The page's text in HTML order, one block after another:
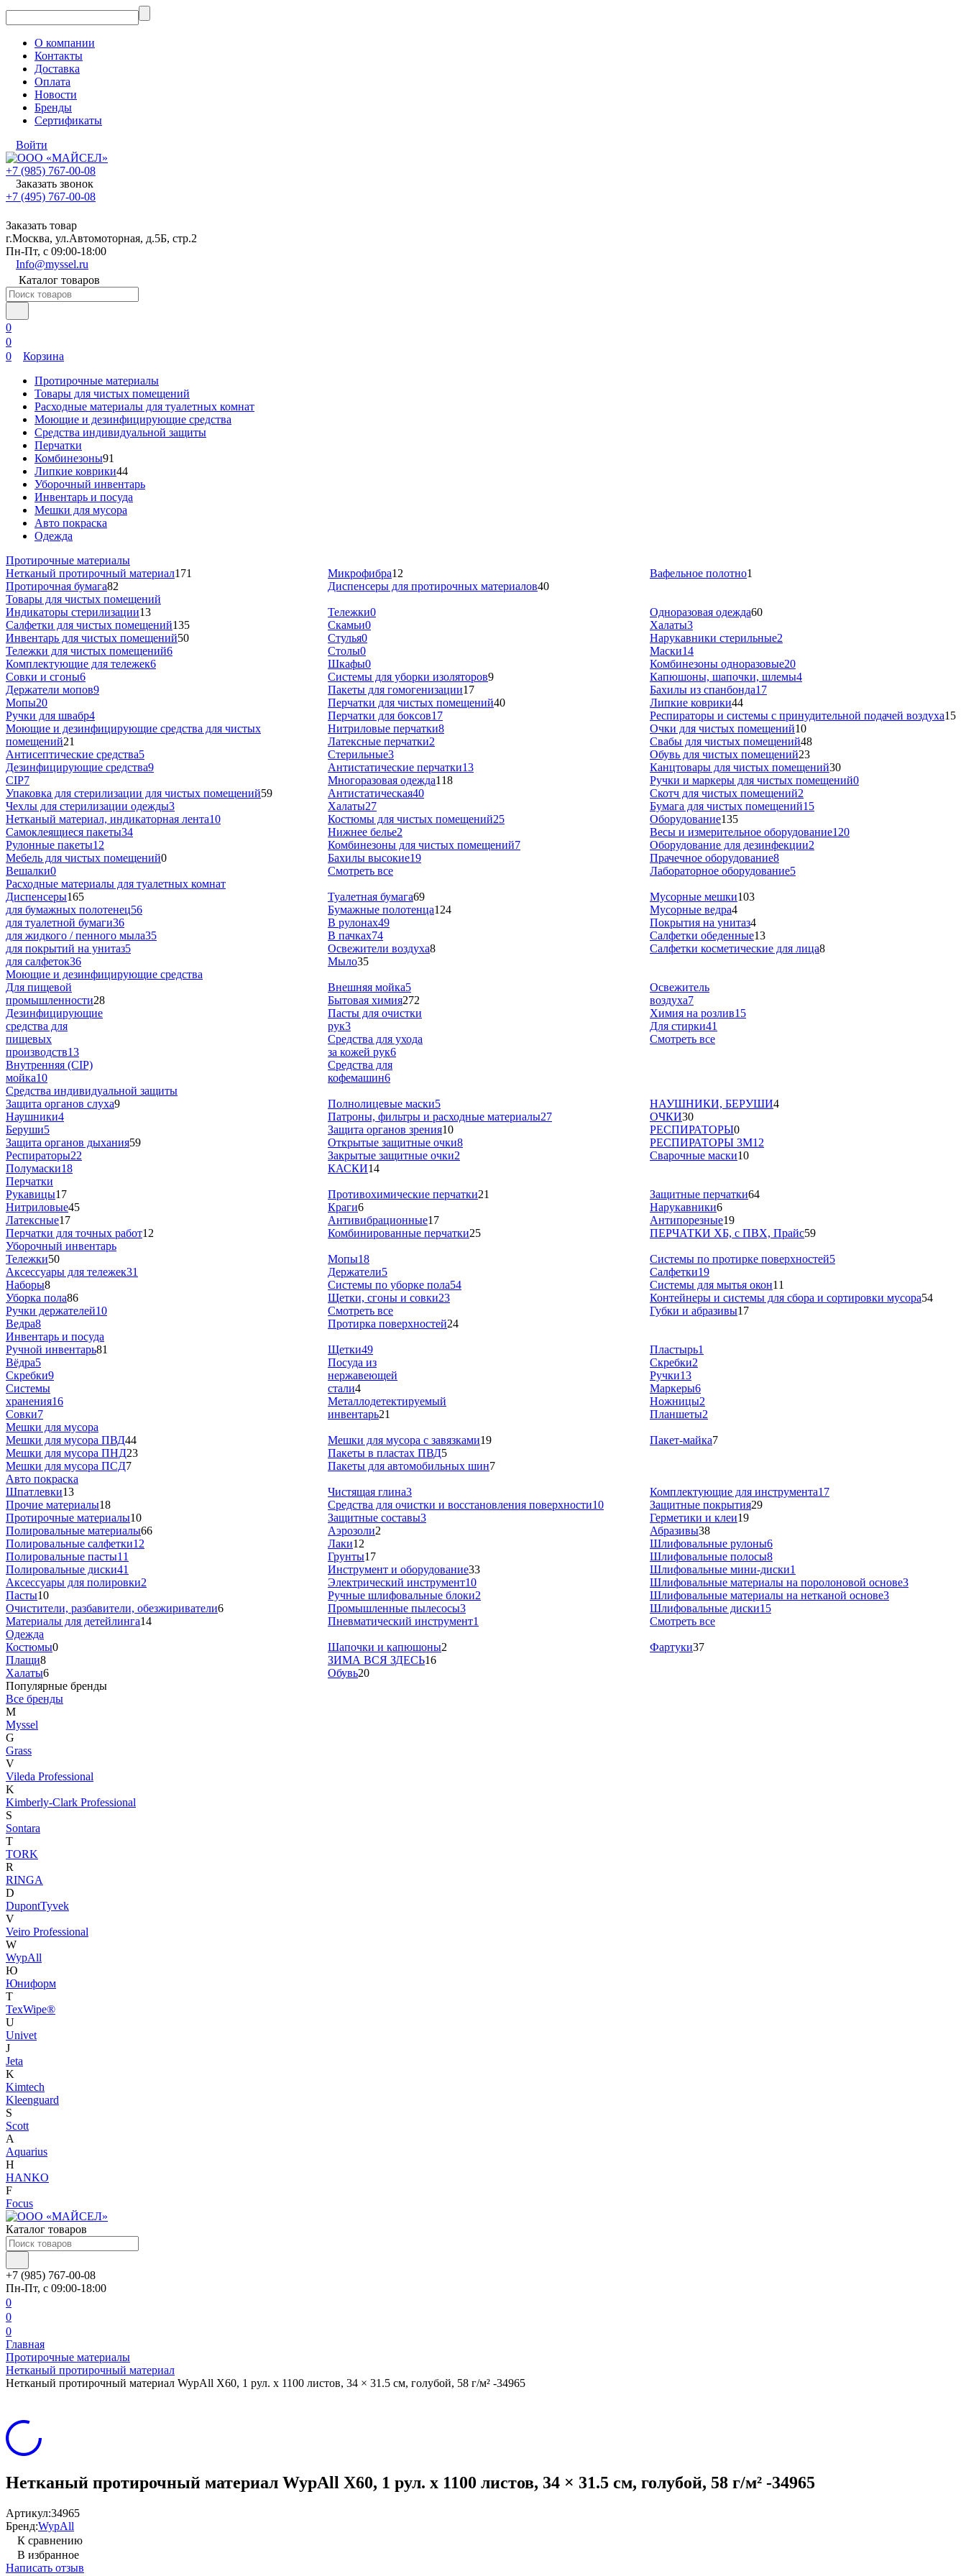
О компании
Контакты
Доставка
Оплата
Новости
Бренды
Сертификаты
Войти
+7 (985) 767-00-08
Заказать звонок
+7 (495) 767-00-08
Заказать товар
г.Москва, ул.Автомоторная, д.5Б, стр.2
Пн-Пт, с 09:00-18:00
Info@myssel.ru
Каталог товаров
0
0
0
Корзина
Протирочные материалы
Товары для чистых помещений
Расходные материалы для туалетных комнат
Моющие и дезинфицирующие средства
Средства индивидуальной защиты
Перчатки
Комбинезоны91
Липкие коврики44
Уборочный инвентарь
Инвентарь и посуда
Мешки для мусора
Авто покраска
Одежда
Протирочные материалы
Нетканый протирочный материал171
Протирочная бумага82
Микрофибра12
Диспенсеры для протирочных материалов40
Вафельное полотно1
Товары для чистых помещений
Индикаторы стерилизации13
Салфетки для чистых помещений135
Инвентарь для чистых помещений50
Тележки для чистых помещений6
Комплектующие для тележек6
Совки и сгоны6
Держатели мопов9
Мопы20
Ручки для швабр4
Моющие и дезинфицирующие средства для чистых
помещений21
Антисептические средства5
Дезинфицирующие средства9
CIP7
Упаковка для стерилизации для чистых помещений59
Чехлы для стерилизации одежды3
Нетканый материал, индикаторная лента10
Самоклеящиеся пакеты34
Рулонные пакеты12
Мебель для чистых помещений0
Вешалки0
Тележки0
Скамьи0
Стулья0
Столы0
Шкафы0
Системы для уборки изоляторов9
Пакеты для гомогенизации17
Перчатки для чистых помещений40
Перчатки для боксов17
Нитриловые перчатки8
Латексные перчатки2
Стерильные3
Антистатические перчатки13
Многоразовая одежда118
Антистатическая40
Халаты27
Костюмы для чистых помещений25
Нижнее белье2
Комбинезоны для чистых помещений7
Бахилы высокие19
Смотреть все
Одноразовая одежда60
Халаты3
Нарукавники стерильные2
Маски14
Комбинезоны одноразовые20
Капюшоны, шапочки, шлемы4
Бахилы из спанбонда17
Липкие коврики44
Респираторы и системы с принудительной подачей воздуха15
Очки для чистых помещений10
Свабы для чистых помещений48
Обувь для чистых помещений23
Канцтовары для чистых помещений30
Ручки и маркеры для чистых помещений0
Скотч для чистых помещений2
Бумага для чистых помещений15
Оборудование135
Весы и измерительное оборудование120
Оборудование для дезинфекции2
Прачечное оборудование8
Лабораторное оборудование5
Расходные материалы для туалетных комнат
Диспенсеры165
для бумажных полотенец56
для туалетной бумаги36
для жидкого / пенного мыла35
для покрытий на унитаз5
для салфеток36
Туалетная бумага69
Бумажные полотенца124
В рулонах49
В пачках74
Освежители воздуха8
Мыло35
Мусорные мешки103
Мусорные ведра4
Покрытия на унитаз4
Салфетки обеденные13
Салфетки косметические для лица8
Моющие и дезинфицирующие средства
Для пищевой
промышленности28
Дезинфицирующие
средства для
пищевых
производств13
Внутренняя (CIP)
мойка10
Внешняя мойка5
Бытовая химия272
Пасты для очистки
рук3
Средства для ухода
за кожей рук6
Средства для
кофемашин6
Освежитель
воздуха7
Химия на розлив15
Для стирки41
Смотреть все
Средства индивидуальной защиты
Защита органов слуха9
Наушники4
Беруши5
Защита органов дыхания59
Респираторы22
Полумаски18
Полнолицевые маски5
Патроны, фильтры и расходные материалы27
Защита органов зрения10
Открытые защитные очки8
Закрытые защитные очки2
КАСКИ14
НАУШНИКИ, БЕРУШИ4
ОЧКИ30
РЕСПИРАТОРЫ0
РЕСПИРАТОРЫ 3М12
Сварочные маски10
Перчатки
Рукавицы17
Нитриловые45
Латексные17
Перчатки для точных работ12
Противохимические перчатки21
Краги6
Антивибрационные17
Комбинированные перчатки25
Защитные перчатки64
Нарукавники6
Антипорезные19
ПЕРЧАТКИ ХБ, с ПВХ, Прайс59
Уборочный инвентарь
Тележки50
Аксессуары для тележек31
Наборы8
Уборка пола86
Ручки держателей10
Ведра8
Мопы18
Держатели5
Системы по уборке пола54
Щетки, сгоны и совки23
Смотреть все
Протирка поверхностей24
Системы по протирке поверхностей5
Салфетки19
Системы для мытья окон11
Контейнеры и системы для сбора и сортировки мусора54
Губки и абразивы17
Инвентарь и посуда
Ручной инвентарь81
Вёдра5
Скребки9
Системы
хранения16
Совки7
Щетки49
Посуда из
нержавеющей
стали4
Металлодетектируемый
инвентарь21
Пластырь1
Скребки2
Ручки13
Маркеры6
Ножницы2
Планшеты2
Мешки для мусора
Мешки для мусора ПВД44
Мешки для мусора ПHД23
Мешки для мусора ПCД7
Мешки для мусора с завязками19
Пакеты в пластах ПВД5
Пакеты для автомобильных шин7
Пакет-майка7
Авто покраска
Шпатлевки13
Прочие материалы18
Протирочные материалы10
Полировальные материалы66
Полировальные салфетки12
Полировальные пасты11
Полировальные диски41
Аксессуары для полировки2
Пасты10
Очистители, разбавители, обезжириватели6
Материалы для детейлинга14
Чистящая глина3
Средства для очистки и восстановления поверхности10
Защитные составы3
Аэрозоли2
Лаки12
Грунты17
Инструмент и оборудование33
Электрический инструмент10
Ручные шлифовальные блоки2
Промышленные пылесосы3
Пневматический инструмент1
Комплектующие для инструмента17
Защитные покрытия29
Герметики и клеи19
Абразивы38
Шлифовальные рулоны6
Шлифовальные полосы8
Шлифовальные мини-диски1
Шлифовальные материалы на поролоновой основе3
Шлифовальные материалы на нетканой основе3
Шлифовальные диски15
Смотреть все
Одежда
Костюмы0
Плащи8
Халаты6
Шапочки и капюшоны2
ЗИМА ВСЯ ЗДЕСЬ16
Обувь20
Фартуки37
Популярные бренды
Все бренды
M
Myssel
G
Grass
V
Vileda Professional
K
Kimberly-Clark Professional
S
Sontara
T
TORK
R
RINGA
D
DupontTyvek
V
Veiro Professional
W
WypAll
Ю
Юниформ
T
TexWipe®
U
Univet
J
Jeta
K
Kimtech
Kleenguard
S
Scott
A
Aquarius
H
HANKO
F
Focus
Каталог товаров
+7 (985) 767-00-08
Пн-Пт, с 09:00-18:00
0
0
0
Главная
Протирочные материалы
Нетканый протирочный материал
Нетканый протирочный материал WypAll X60, 1 рул. х 1100 листов, 34 × 31.5 см, голубой, 58 г/м² -34965
Нетканый протирочный материал WypAll X60, 1 рул. х 1100 листов, 34 × 31.5 см, голубой, 58 г/м² -34965
Артикул:34965
Бренд:WypAll
К сравнению
В избранное
Написать отзыв